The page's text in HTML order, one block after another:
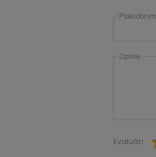
Pseudonim
Opinie
Evaluări: